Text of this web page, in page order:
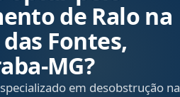
de Ralo na
Fontes,
em desobstrução na